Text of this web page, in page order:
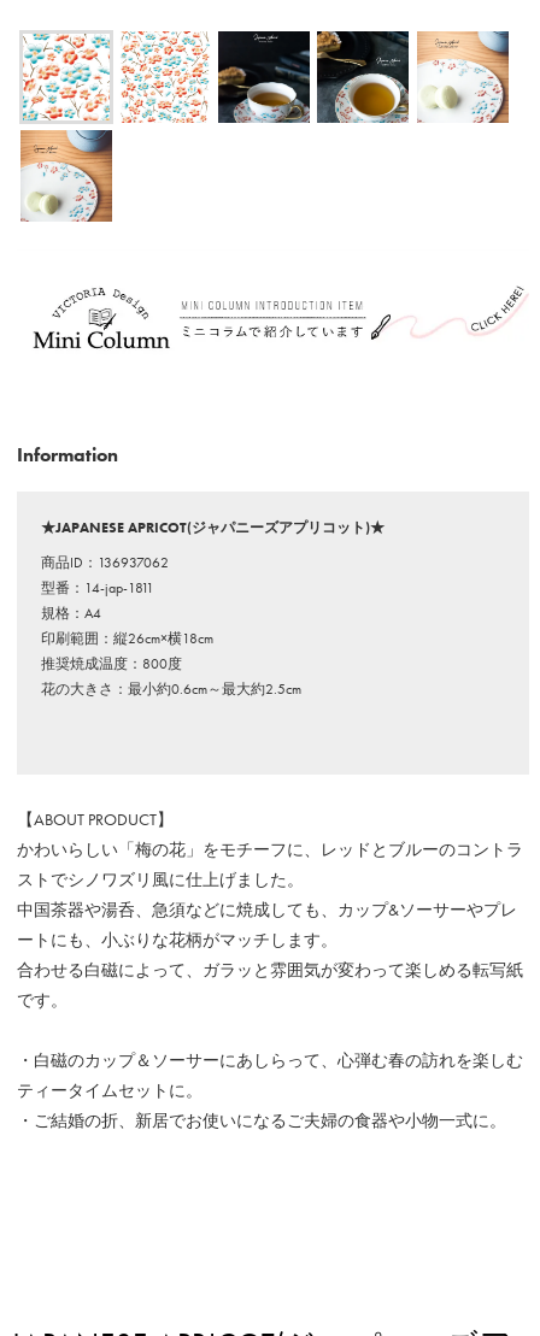
Information
★JAPANESE APRICOT(ジャパニーズアプリコット)★
商品ID：136937062
型番：14-jap-1811
規格：A4
印刷範囲：縦26cm×横18cm
推奨焼成温度：800度
花の大きさ：最小約0.6cm～最大約2.5cm
【ABOUT PRODUCT】
かわいらしい「梅の花」をモチーフに、レッドとブルーのコントラ
ストでシノワズリ風に仕上げました。
中国茶器や湯呑、急須などに焼成しても、カップ&ソーサーやプレ
ートにも、小ぶりな花柄がマッチします。
合わせる白磁によって、ガラッと雰囲気が変わって楽しめる転写紙
です。
・白磁のカップ＆ソーサーにあしらって、心弾む春の訪れを楽しむ
ティータイムセットに。
・ご結婚の折、新居でお使いになるご夫婦の食器や小物一式に。